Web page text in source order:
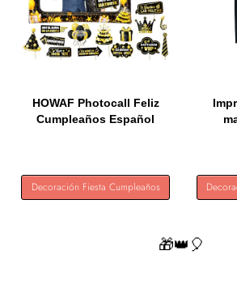
HOWAF Photocall Feliz
Cumpleaños Español
Decoración Fiesta Cumpleaños
🎁👑🎈